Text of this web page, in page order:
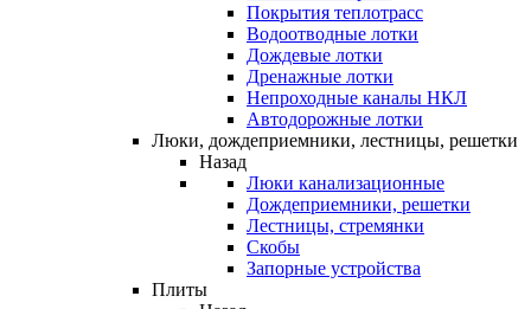
Покрытия теплотрасс
Водоотводные лотки
Дождевые лотки
Дренажные лотки
Непроходные каналы НКЛ
Автодорожные лотки
Люки, дождеприемники, лестницы, решетки
Назад
Люки канализационные
Дождеприемники, решетки
Лестницы, стремянки
Скобы
Запорные устройства
Плиты